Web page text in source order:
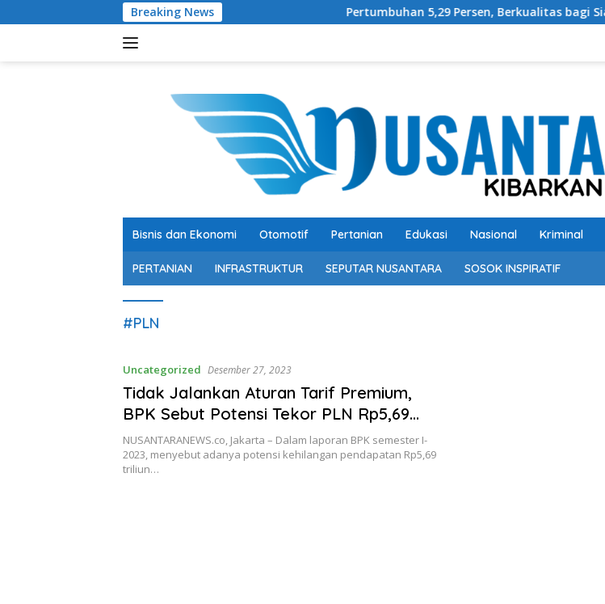
ke
Breaking News Pertumbuhan 5,29 Persen, Berkualitas bagi Siapa?
Bisnis dan Ekonomi Otomotif Pertanian Edukasi Nasional Kriminal
PERTANIAN INFRASTRUKTUR SEPUTAR NUSANTARA SOSOK INSPIRATIF
#PLN
Uncategorized Desember 27, 2023
Tidak Jalankan Aturan Tarif Premium,
BPK Sebut Potensi Tekor PLN Rp5,69
Triliun
NUSANTARANEWS.co, Jakarta – Dalam laporan BPK semester I-
2023, menyebut adanya potensi kehilangan pendapatan Rp5,69
triliun…